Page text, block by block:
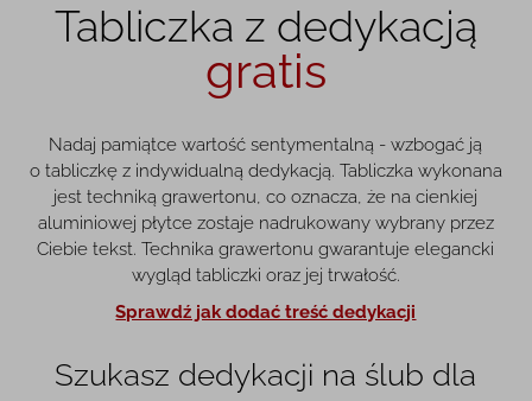
Tabliczka z dedykacją
gratis
Nadaj pamiątce wartość sentymentalną - wzbogać ją
o tabliczkę z indywidualną dedykacją. Tabliczka wykonana
jest techniką grawertonu, co oznacza, że na cienkiej
aluminiowej płytce zostaje nadrukowany wybrany przez
Ciebie tekst. Technika grawertonu gwarantuje elegancki
wygląd tabliczki oraz jej trwałość.
Sprawdź jak dodać treść dedykacji
Szukasz dedykacji na ślub dla